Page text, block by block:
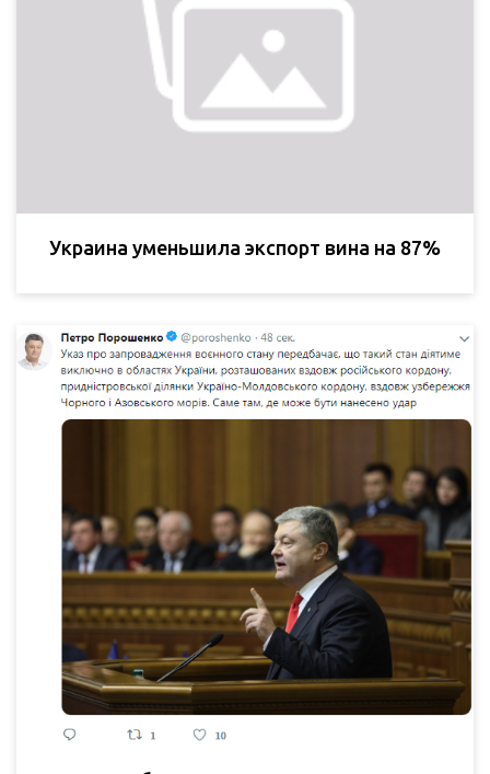
Украина уменьшила экспорт вина на 87%